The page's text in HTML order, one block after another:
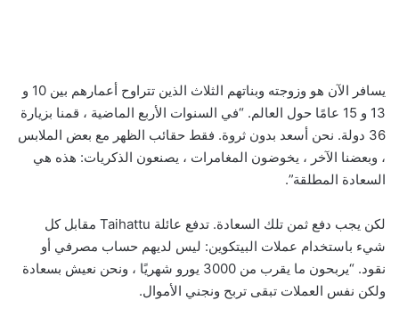
يسافر الآن هو وزوجته وبناتهم الثلاث الذين تتراوح أعمارهم بين 10 و
13 و 15 عامًا حول العالم. “في السنوات الأربع الماضية ، قمنا بزيارة
36 ​​دولة. نحن أسعد بدون ثروة. فقط حقائب الظهر مع بعض الملابس
، وبعضنا الآخر ، يخوضون المغامرات ، يصنعون الذكريات: هذه هي
السعادة المطلقة”.
لكن يجب دفع ثمن تلك السعادة. تدفع عائلة Taihattu مقابل كل
شيء باستخدام عملات البيتكوين: ليس لديهم حساب مصرفي أو
نقود. “يربحون ما يقرب من 3000 يورو شهريًا ، ونحن نعيش بسعادة
ولكن نفس العملات تبقى تربح ونجني الأموال.